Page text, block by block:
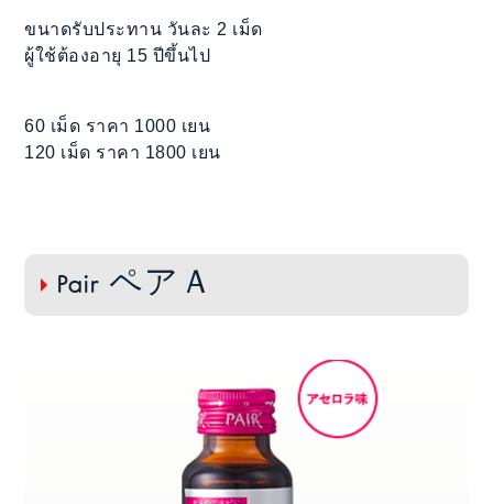
ขนาดรับประทาน วันละ 2 เม็ด
ผู้ใช้ต้องอายุ 15 ปีขึ้นไป
60 เม็ด ราคา 1000 เยน
120 เม็ด ราคา 1800 เยน
Pair ペアＡ